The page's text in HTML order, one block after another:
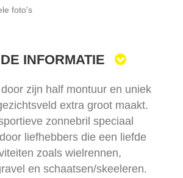
foto's
INFORMATIE
zijn half montuur en uniek
extra groot maakt.
zonnebril speciaal
liefhebbers die een liefde
zoals wielrennen,
en schaatsen/skeeleren.